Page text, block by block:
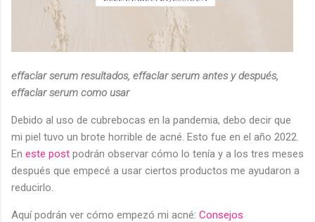
effaclar serum resultados, effaclar serum antes y después,
effaclar serum como usar
Debido al uso de cubrebocas en la pandemia, debo decir que
mi piel tuvo un brote horrible de acné. Esto fue en el año 2022.
En este post podrán observar cómo lo tenía y a los tres meses
después que empecé a usar ciertos productos me ayudaron a
reducirlo.
Aquí podrán ver cómo empezó mi acné: Consejos